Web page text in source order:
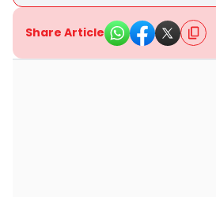
Share Article